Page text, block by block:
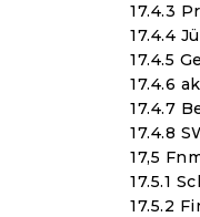
17.4.3
17.4.4
17.4.5
17.4.6
17.4.7
17.4.8
17,5
17.5.1
17.5.2